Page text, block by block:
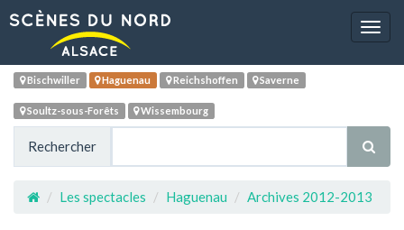
Bischwiller Haguenau Reichshoffen Saverne
Soultz-sous-Forêts Wissembourg
Rechercher
Les spectacles Haguenau Archives 2012-2013